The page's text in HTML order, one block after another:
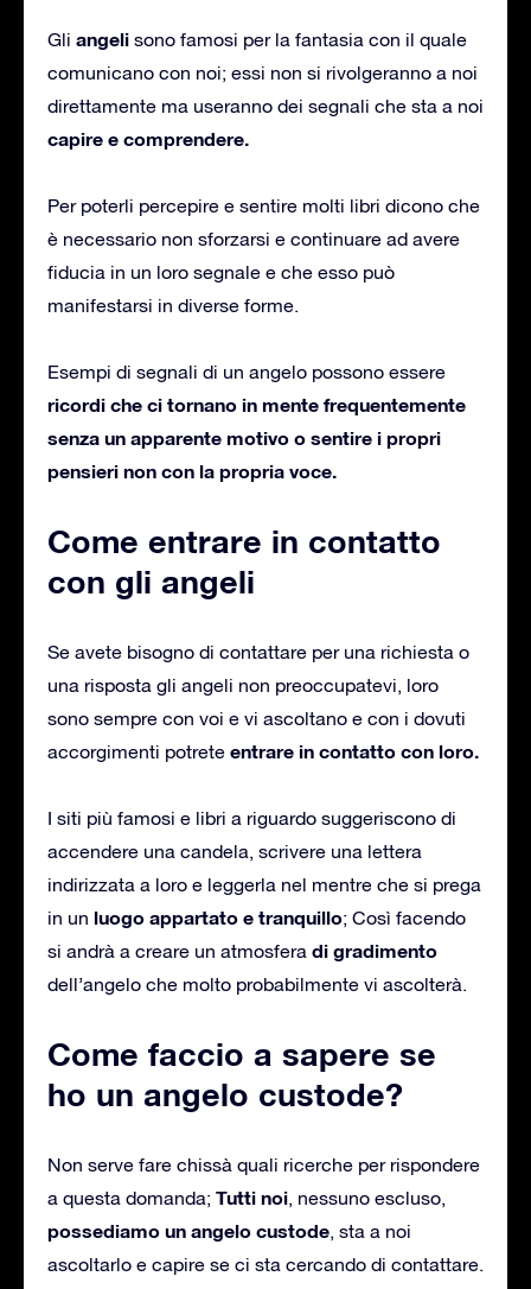
Gli angeli sono famosi per la fantasia con il quale
comunicano con noi; essi non si rivolgeranno a noi
direttamente ma useranno dei segnali che sta a noi
capire e comprendere.
Per poterli percepire e sentire molti libri dicono che
è necessario non sforzarsi e continuare ad avere
fiducia in un loro segnale e che esso può
manifestarsi in diverse forme.
Esempi di segnali di un angelo possono essere
ricordi che ci tornano in mente frequentemente
senza un apparente motivo o sentire i propri
pensieri non con la propria voce.
Come entrare in contatto
con gli angeli
Se avete bisogno di contattare per una richiesta o
una risposta gli angeli non preoccupatevi, loro
sono sempre con voi e vi ascoltano e con i dovuti
accorgimenti potrete entrare in contatto con loro.
I siti più famosi e libri a riguardo suggeriscono di
accendere una candela, scrivere una lettera
indirizzata a loro e leggerla nel mentre che si prega
in un luogo appartato e tranquillo; Così facendo
si andrà a creare un atmosfera di gradimento
dell’angelo che molto probabilmente vi ascolterà.
Come faccio a sapere se
ho un angelo custode?
Non serve fare chissà quali ricerche per rispondere
a questa domanda; Tutti noi, nessuno escluso,
possediamo un angelo custode, sta a noi
ascoltarlo e capire se ci sta cercando di contattare.